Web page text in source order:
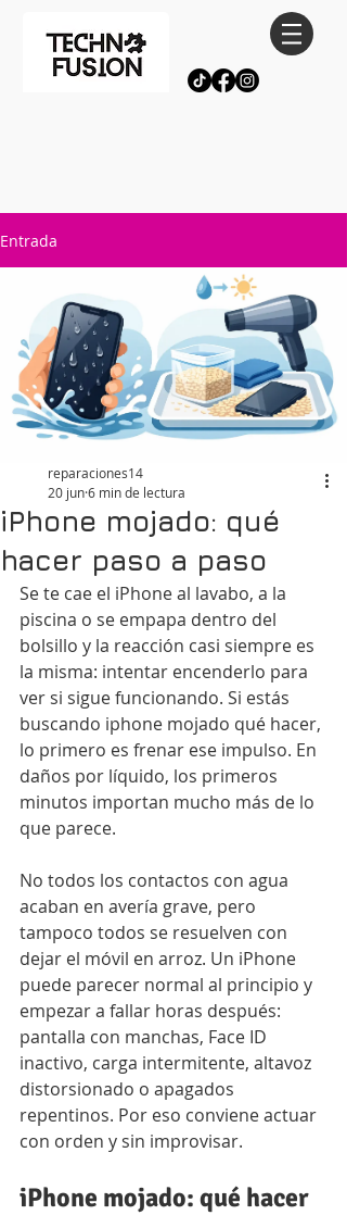
Entrada
iPhone mojado: qué
hacer paso a paso
reparaciones14
20 jun6 min de lectura
Se te cae el iPhone al lavabo, a la
piscina o se empapa dentro del
bolsillo y la reacción casi siempre es
la misma: intentar encenderlo para
ver si sigue funcionando. Si estás
buscando iphone mojado qué hacer,
lo primero es frenar ese impulso. En
daños por líquido, los primeros
minutos importan mucho más de lo
que parece.
No todos los contactos con agua
acaban en avería grave, pero
tampoco todos se resuelven con
dejar el móvil en arroz. Un iPhone
puede parecer normal al principio y
empezar a fallar horas después:
pantalla con manchas, Face ID
inactivo, carga intermitente, altavoz
distorsionado o apagados
repentinos. Por eso conviene actuar
con orden y sin improvisar.
iPhone mojado: qué hacer